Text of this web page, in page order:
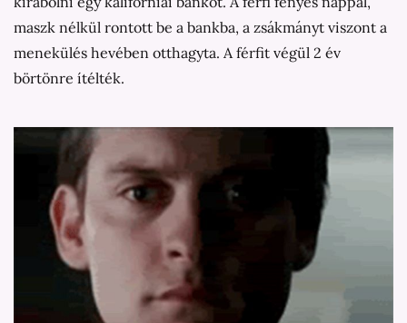
maszk nélkül rontott be a bankba, a zsákmányt viszont a
menekülés hevében otthagyta. A férfit végül 2 év
börtönre ítélték.